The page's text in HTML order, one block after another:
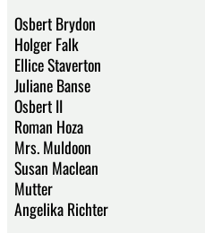
Osbert Brydon
Holger Falk
Ellice Staverton
Juliane Banse
Osbert II
Roman Hoza
Mrs. Muldoon
Susan Maclean
Mutter
Angelika Richter